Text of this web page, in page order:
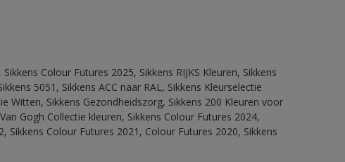
Colour Futures 2025, Sikkens RIJKS Kleuren, Sikkens
5051, Sikkens ACC naar RAL, Sikkens Kleurselectie
Witten, Sikkens Gezondheidszorg, Sikkens 200 Kleuren voor
Gogh Collectie kleuren, Sikkens Colour Futures 2024,
Sikkens Colour Futures 2021, Colour Futures 2020, Sikkens